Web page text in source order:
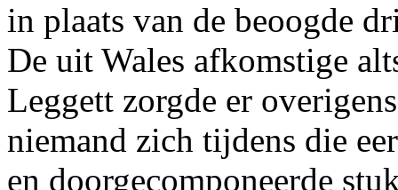
in plaats van de beoogde
De uit Wales afkomstige
Leggett zorgde er
niemand zich tijdens die
en doorgecomponeerde